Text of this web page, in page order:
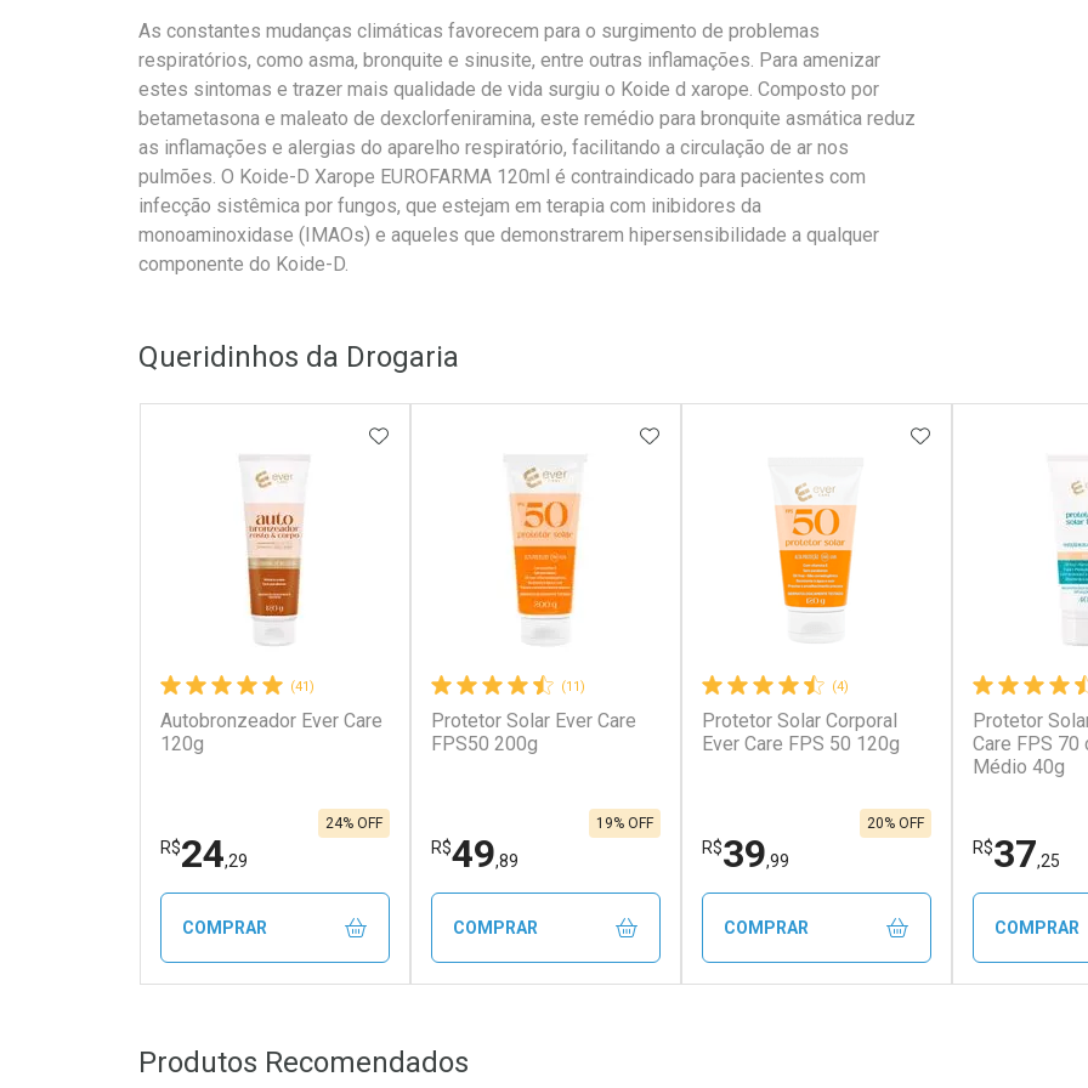
As constantes mudanças climáticas favorecem para o surgimento de problemas
respiratórios, como asma, bronquite e sinusite, entre outras inflamações. Para amenizar
estes sintomas e trazer mais qualidade de vida surgiu o Koide d xarope. Composto por
betametasona e maleato de dexclorfeniramina, este remédio para bronquite asmática reduz
as inflamações e alergias do aparelho respiratório, facilitando a circulação de ar nos
pulmões. O Koide-D Xarope EUROFARMA 120ml é contraindicado para pacientes com
infecção sistêmica por fungos, que estejam em terapia com inibidores da
monoaminoxidase (IMAOs) e aqueles que demonstrarem hipersensibilidade a qualquer
componente do Koide-D.
Queridinhos da Drogaria
(41)
Autobronzeador Ever Care
120g
R$24,29
24% OFF
ADICIONAR AOS FAVORITOS
COMPRAR
Laboratório
Por Menos
(11)
Protetor Solar Ever Care
FPS50 200g
R$49,89
19% OFF
ADICIONAR AOS FAVORITOS
COMPRAR
Laboratório
Por Menos
(4)
Protetor Solar Corporal
Ever Care FPS 50 120g
R$39,99
20% OFF
ADICIONAR AOS
COMPRAR
Protetor
Care FPS 70
Médio 40g
R$37,25
COMPRAR
Produtos Recomendados